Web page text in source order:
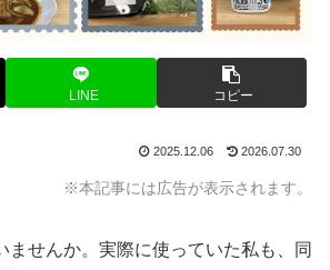
LINE コピー
2025.12.06 2026.07.30
※本記事には広告が表示されます。
ませんか。実際に使っていた私も、同